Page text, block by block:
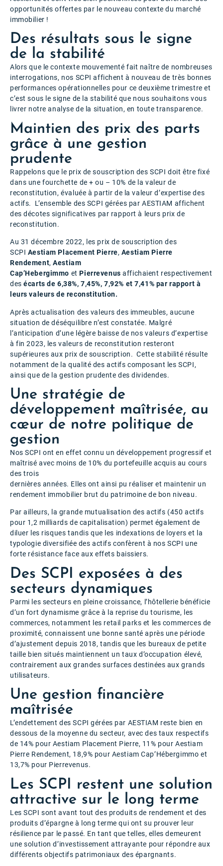
opportunités offertes par le nouveau contexte du marché
immobilier !
Des résultats sous le signe
de la stabilité
Alors que le contexte mouvementé fait naître de nombreuses
interrogations, nos SCPI affichent à nouveau de très bonnes
performances opérationnelles pour ce deuxième trimestre et
c’est sous le signe de la stabilité que nous souhaitons vous
livrer notre analyse de la situation, en toute transparence.
Maintien des prix des parts
grâce à une gestion
prudente
Rappelons que le prix de souscription des SCPI doit être fixé
dans une fourchette de + ou – 10% de la valeur de
reconstitution, évaluée à partir de la valeur d’expertise des
actifs. L’ensemble des SCPI gérées par AESTIAM affichent
des décotes significatives par rapport à leurs prix de
reconstitution.
Au 31 décembre 2022, les prix de souscription des
SCPI Aestiam Placement Pierre, Aestiam Pierre
Rendement,Aestiam
Cap’Hebergimmo etPierrevenus affichaient respectivement
desécarts de 6,38%, 7,45%, 7,92% et 7,41% par rapport à
leurs valeurs de reconstitution.
Après actualisation des valeurs des immeubles, aucune
situation de déséquilibre n’est constatée. Malgré
l’anticipation d’une légère baisse de nos valeurs d’expertise
à fin 2023, les valeurs de reconstitution resteront
supérieures aux prix de souscription. Cette stabilité résulte
notamment de la qualité des actifs composant les SCPI,
ainsi que de la gestion prudente des dividendes.
Une stratégie de
développement maîtrisée, au
cœur de notre politique de
gestion
Nos SCPI ont en effet connu un développement progressif et
maîtrisé avec moins de 10% du portefeuille acquis au cours
des trois
dernières années. Elles ont ainsi pu réaliser et maintenir un
rendement immobilier brut du patrimoine de bon niveau.
Par ailleurs, la grande mutualisation des actifs (450 actifs
pour 1,2 milliards de capitalisation) permet également de
diluer les risques tandis que les indexations de loyers et la
typologie diversifiée des actifs confèrent à nos SCPI une
forte résistance face aux effets baissiers.
Des SCPI exposées à des
secteurs dynamiques
Parmi les secteurs en pleine croissance, l’hôtellerie bénéficie
d’un fort dynamisme grâce à la reprise du tourisme, les
commerces, notamment les retail parks et les commerces de
proximité, connaissent une bonne santé après une période
d’ajustement depuis 2018, tandis que les bureaux de petite
taille bien situés maintiennent un taux d’occupation élevé,
contrairement aux grandes surfaces destinées aux grands
utilisateurs.
Une gestion financière
maîtrisée
L’endettement des SCPI gérées par AESTIAM reste bien en
dessous de la moyenne du secteur, avec des taux respectifs
de 14% pour Aestiam Placement Pierre, 11% pour Aestiam
Pierre Rendement, 18,9% pour Aestiam Cap’Hébergimmo et
13,7% pour Pierrevenus.
Les SCPI restent une solution
attractive sur le long terme
Les SCPI sont avant tout des produits de rendement et des
produits d’épargne à long terme qui ont su prouver leur
résilience par le passé. En tant que telles, elles demeurent
une solution d’investissement attrayante pour répondre aux
différents objectifs patrimoniaux des épargnants.